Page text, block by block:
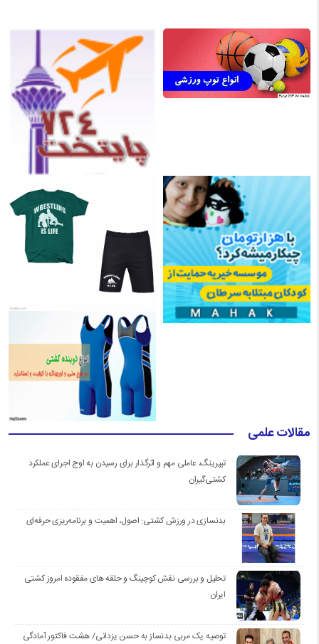
مقالات علمی
تیپرینگ، عاملی مهم و اثرگذار برای رسیدن به اوج اجرای عملکرد
کشتی‌گیران
بدنسازی در ورزش کشتی: اصول، اهمیت و برنامه‌ریزی حرفه‌ای
تحلیل و بررسی نقش کوچینگ و حلقه های مفقوده امروز کشتی
ایران
توصیه یک مربی بدنساز به حسن یزدانی/ هشت فاکتور آمادگی